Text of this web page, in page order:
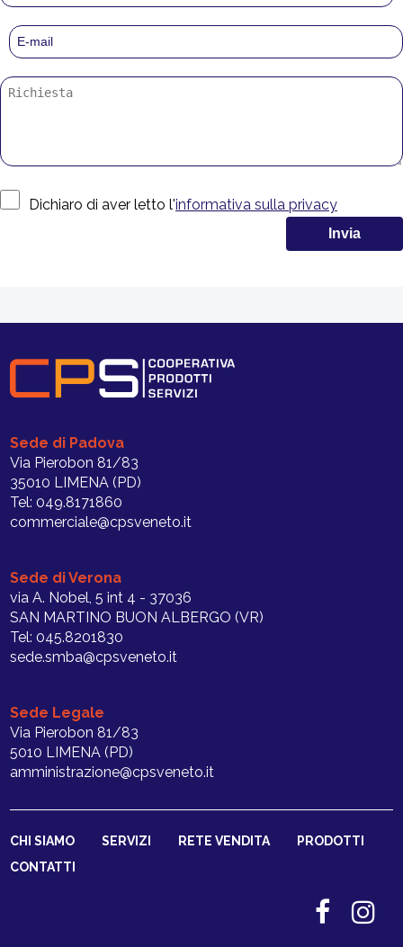
Dichiaro di aver letto l'informativa sulla privacy
Sede di Padova
Via Pierobon 81/83
35010 LIMENA (PD)
Tel: 049.8171860
commerciale@cpsveneto.it
Sede di Verona
via A. Nobel, 5 int 4 - 37036
SAN MARTINO BUON ALBERGO (VR)
Tel: 045.8201830
sede.smba@cpsveneto.it
Sede Legale
Via Pierobon 81/83
5010 LIMENA (PD)
amministrazione@cpsveneto.it
CHI SIAMO SERVIZI RETE VENDITA
PRODOTTI
CONTATTI